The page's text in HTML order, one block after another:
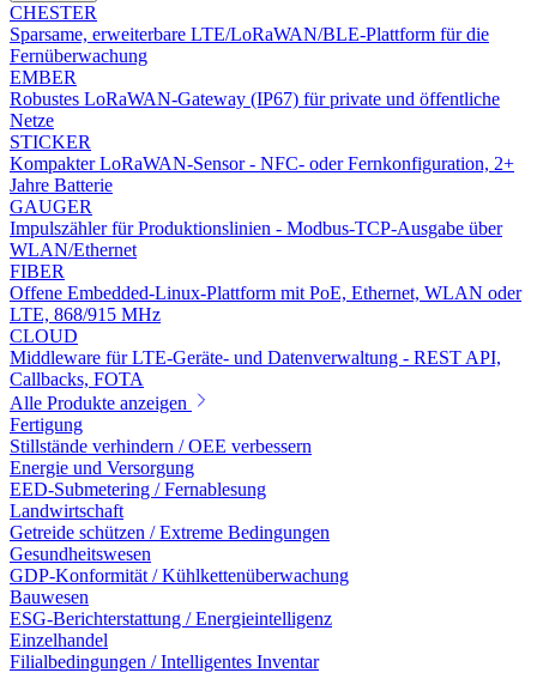
CHESTER
Sparsame, erweiterbare LTE/LoRaWAN/BLE-Plattform für die
Fernüberwachung
EMBER
Robustes LoRaWAN-Gateway (IP67) für private und öffentliche
Netze
STICKER
Kompakter LoRaWAN-Sensor - NFC- oder Fernkonfiguration, 2+
Jahre Batterie
GAUGER
Impulszähler für Produktionslinien - Modbus-TCP-Ausgabe über
WLAN/Ethernet
FIBER
Offene Embedded-Linux-Plattform mit PoE, Ethernet, WLAN oder
LTE, 868/915 MHz
CLOUD
Middleware für LTE-Geräte- und Datenverwaltung - REST API,
Callbacks, FOTA
Alle Produkte anzeigen
Fertigung
Stillstände verhindern / OEE verbessern
Energie und Versorgung
EED-Submetering / Fernablesung
Landwirtschaft
Getreide schützen / Extreme Bedingungen
Gesundheitswesen
GDP-Konformität / Kühlkettenüberwachung
Bauwesen
ESG-Berichterstattung / Energieintelligenz
Einzelhandel
Filialbedingungen / Intelligentes Inventar